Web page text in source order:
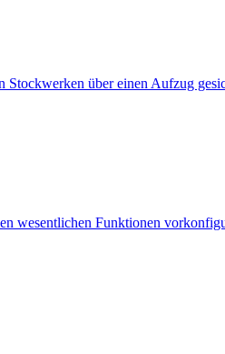
über einen Aufzug
wesentlichen Funktionen